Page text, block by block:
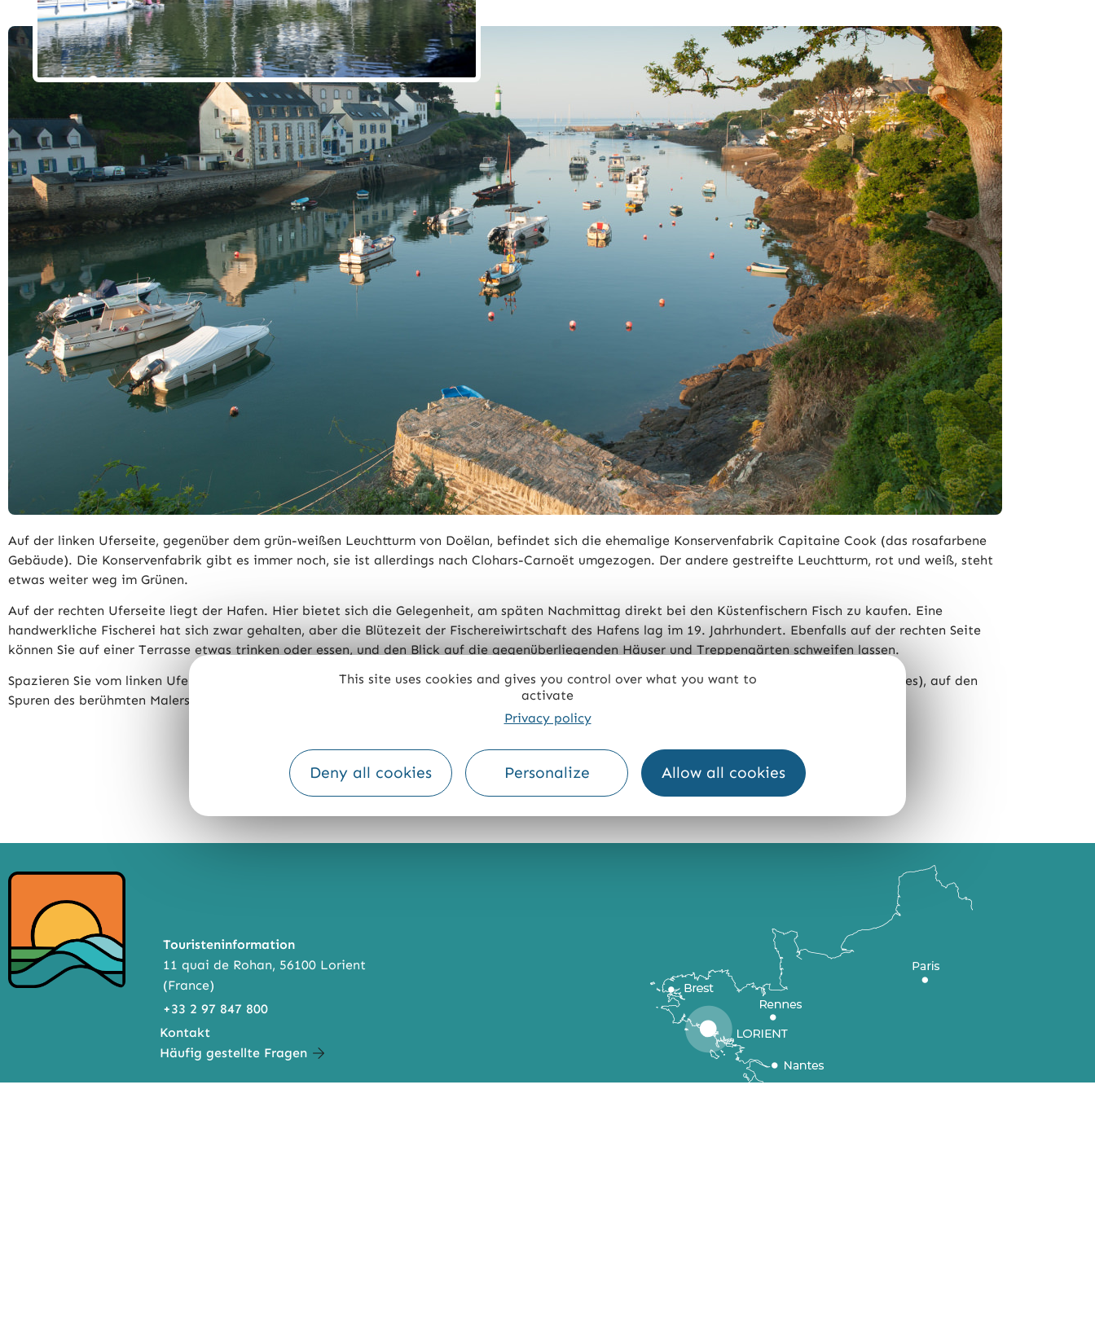
This site uses cookies and gives you control over what you want to
activate
Privacy policy
Deny all cookies Personalize Allow all cookies
Auf der linken Uferseite, gegenüber dem grün-weißen Leuchtturm von Doëlan, befindet sich die ehemalige Konservenfabrik Capitaine Cook (das rosafarbene
Gebäude). Die Konservenfabrik gibt es immer noch, sie ist allerdings nach Clohars-Carnoët umgezogen. Der andere gestreifte Leuchtturm, rot und weiß, steht
etwas weiter weg im Grünen.
Auf der rechten Uferseite liegt der Hafen. Hier bietet sich die Gelegenheit, am späten Nachmittag direkt bei den Küstenfischern Fisch zu kaufen. Eine
handwerkliche Fischerei hat sich zwar gehalten, aber die Blütezeit der Fischereiwirtschaft des Hafens lag im 19. Jahrhundert. Ebenfalls auf der rechten Seite
können Sie auf einer Terrasse etwas trinken oder essen, und den Blick auf die gegenüberliegenden Häuser und Treppengärten schweifen lassen.
Spazieren Sie vom linken Ufer aus bis nach Le Pouldu (gegenüber von Guidel) und genießen Sie die Strände (Bellangenêt, Kerou und Grands Sables), auf den
Spuren des berühmten Malers Gauguin. Auch am linken Ufer führt ein Pfad entlang.
TEILEN: FACEBOOK TWITTER MESSENGER PLUS
Touristeninformation
11 quai de Rohan, 56100 Lorient
(France)
+33 2 97 847 800
Kontakt
Häufig gestellte Fragen